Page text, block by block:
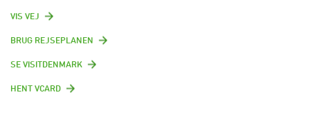
VIS VEJ
BRUG REJSEPLANEN
SE VISITDENMARK
HENT VCARD